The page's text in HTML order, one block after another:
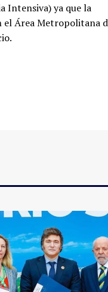
Intensiva) ya que la
el Área Metropolitana